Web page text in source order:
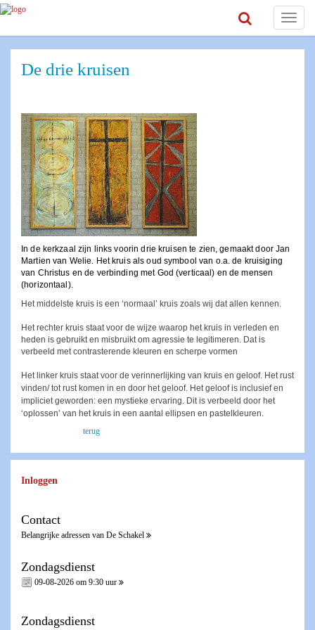
Toggle
De drie kruisen
In de kerkzaal zijn links voorin drie kruisen te zien, gemaakt door Jan
Martien van Welie. Het kruis als oud symbool van o.a. de kruisiging
van Christus en de verbinding met God (verticaal) en de mensen
(horizontaal).
Het middelste kruis is een ‘normaal’ kruis zoals wij dat allen kennen.
Het rechter kruis staat voor de wijze waarop het kruis in verleden en
heden is gebruikt en misbruikt om agressie te legitimeren. Dat is
verbeeld met contrasterende kleuren en scherpe vormen
Het linker kruis staat voor de verinnerlijking van kruis en geloof. Het rust
vinden/ tot rust komen in en door het geloof. Het geloof is inclusief en
impliciet geworden: een mystieke ervaring. Dit is verbeeld door het
‘oplossen’ van het kruis in een aantal ellipsen en pastelkleuren.
terug
Inloggen
Contact
Belangrijke adressen van De Schakel
Zondagsdienst
09-08-2026 om 9:30 uur
Zondagsdienst